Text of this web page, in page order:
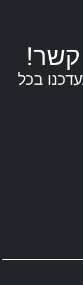
קשר!
בכל